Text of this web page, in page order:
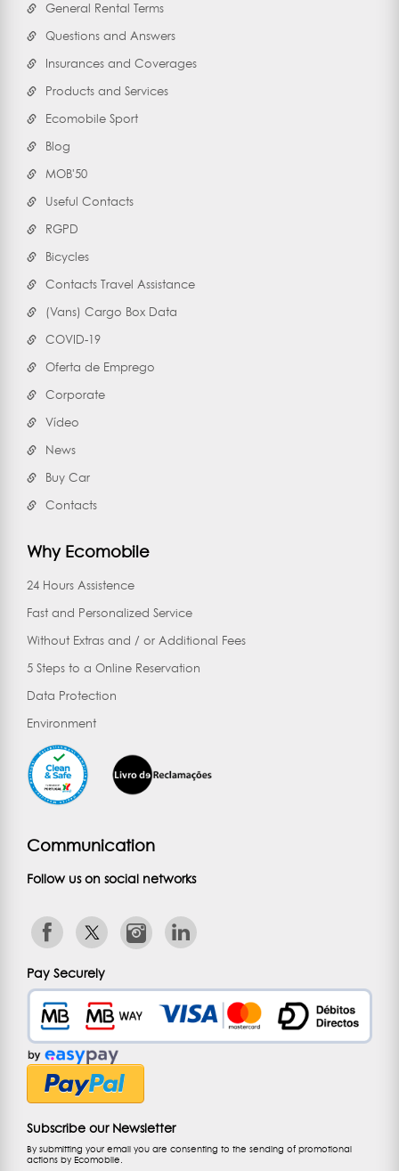
General Rental Terms
Questions and Answers
Insurances and Coverages
Products and Services
Ecomobile Sport
Blog
MOB'50
Useful Contacts
RGPD
Bicycles
Contacts Travel Assistance
(Vans) Cargo Box Data
COVID-19
Oferta de Emprego
Corporate
Vídeo
News
Buy Car
Contacts
Why Ecomobile
24 Hours Assistence
Fast and Personalized Service
Without Extras and / or Additional Fees
5 Steps to a Online Reservation
Data Protection
Environment
Communication
Follow us on social networks
Pay Securely
Subscribe our Newsletter
By submitting your email you are consenting to the sending of promotional
actions by Ecomobile.